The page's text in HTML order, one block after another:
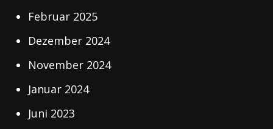
Februar 2025
Dezember 2024
November 2024
Januar 2024
Juni 2023